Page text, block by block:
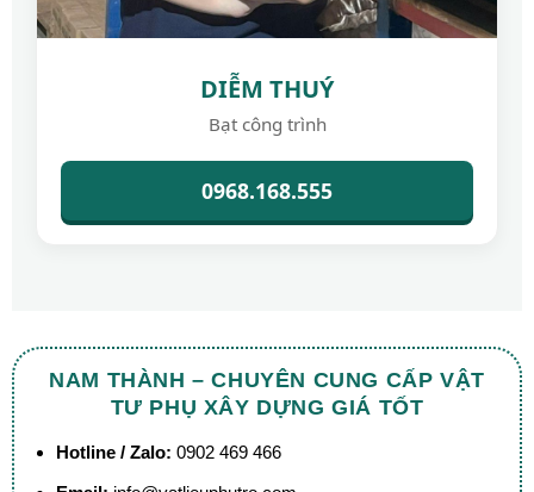
DIỄM THUÝ
Bạt công trình
0968.168.555
NAM THÀNH – CHUYÊN CUNG CẤP VẬT
TƯ PHỤ XÂY DỰNG GIÁ TỐT
Hotline / Zalo: 0902 469 466